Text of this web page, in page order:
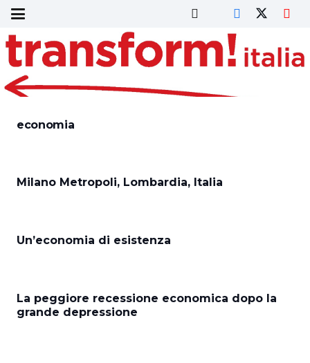
economia
Milano Metropoli, Lombardia, Italia
Un’economia di esistenza
La peggiore recessione economica dopo la
grande depressione